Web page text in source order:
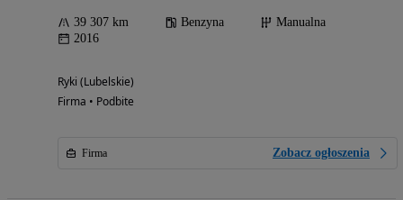
39 307 km Benzyna
Manualna
2016
Ryki (Lubelskie)
Firma • Podbite
Firma Zobacz ogłoszenia